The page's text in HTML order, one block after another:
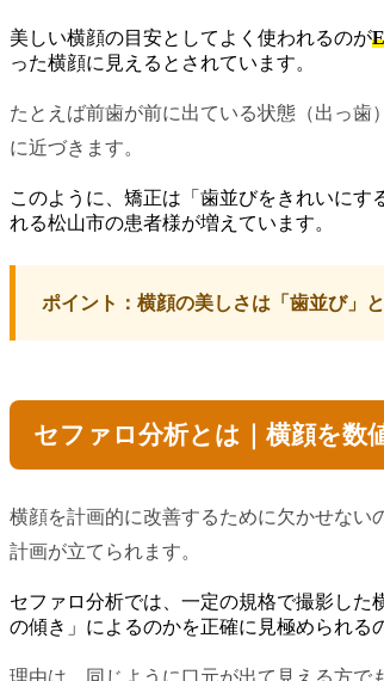
美しい横顔の目安としてよく使われるのが
った横顔に見えるとされています。
たとえば前歯が前に出ている状態（出っ
に近づきます。
このように、矯正は「歯並びをきれいに
れる松山市の患者様が増えています。
ポイント：横顔の美しさは「歯並び」
セファロ分析とは｜横顔を数
横顔を計画的に改善するために欠かせない
計画が立てられます。
セファロ分析では、一定の規格で撮影し
の傾き」によるのかを正確に見極められる
理由は、同じように口元が出て見える方で